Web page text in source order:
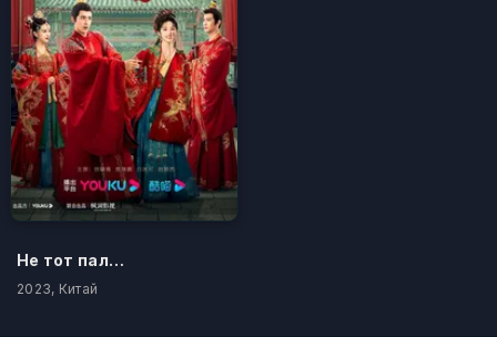
Не тот паланкин, тот жених
2023, Китай